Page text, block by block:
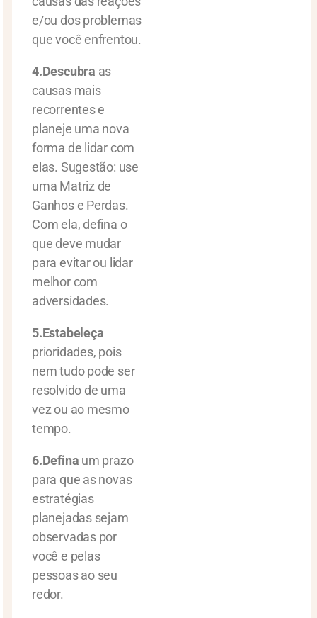
e/ou dos problemas
que você enfrentou.
4.Descubra as
causas mais
recorrentes e
planeje uma nova
forma de lidar com
elas. Sugestão: use
uma Matriz de
Ganhos e Perdas.
Com ela, defina o
que deve mudar
para evitar ou lidar
melhor com
adversidades.
5.Estabeleça
prioridades, pois
nem tudo pode ser
resolvido de uma
vez ou ao mesmo
tempo.
6.Defina um prazo
para que as novas
estratégias
planejadas sejam
observadas por
você e pelas
pessoas ao seu
redor.